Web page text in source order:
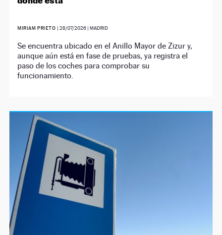
MIRIAM PRIETO |28/07/2026 | MADRID
Se encuentra ubicado en el Anillo Mayor de Zizur y,
aunque aún está en fase de pruebas, ya registra el
paso de los coches para comprobar su
funcionamiento.